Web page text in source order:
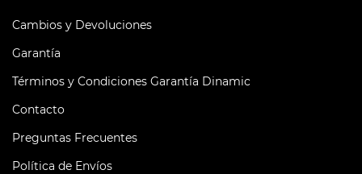
Cambios y Devoluciones
Garantía
Términos y Condiciones Garantía Dinamic
Contacto
Preguntas Frecuentes
Política de Envíos